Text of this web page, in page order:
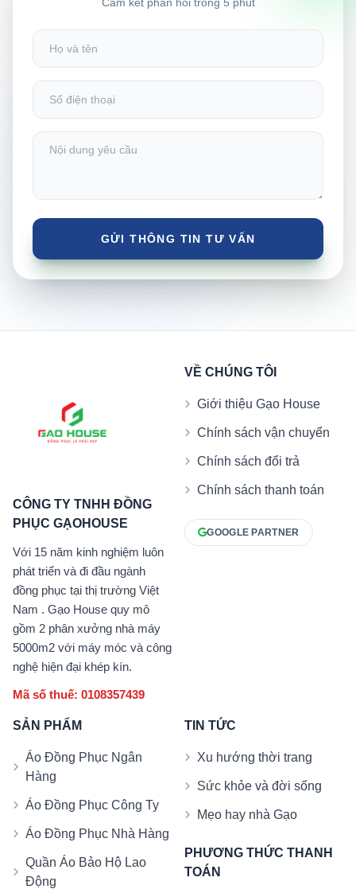
CÔNG TY TNHH ĐỒNG
PHỤC GẠOHOUSE
Với 15 năm kinh nghiệm luôn
phát triển và đi đầu ngành
đồng phục tại thị trường Việt
Nam . Gạo House quy mô
gồm 2 phân xưởng nhà máy
5000m2 với máy móc và công
nghệ hiện đại khép kín.
Mã số thuế: 0108357439
VỀ CHÚNG TÔI
Giới thiệu Gạo House
Chính sách vận chuyển
Chính sách đổi trả
Chính sách thanh toán
GOOGLE PARTNER
SẢN PHẨM
Áo Đồng Phục Ngân
Hàng
Áo Đồng Phục Công Ty
Áo Đồng Phục Nhà Hàng
Quần Áo Bảo Hộ Lao
Động
TIN TỨC
Xu hướng thời trang
Sức khỏe và đời sống
Mẹo hay nhà Gạo
PHƯƠNG THỨC THANH
TOÁN